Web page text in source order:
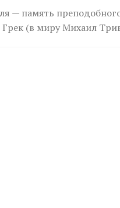
— память
(в миру Михаил